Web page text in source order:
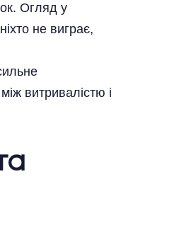
Огляд у
не виграє,
витривалістю і